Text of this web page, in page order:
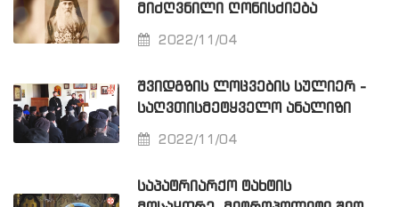
ᲛᲘᲫᲦᲕᲜᲘᲚᲘ ᲦᲝᲜᲘᲡᲫᲘᲔᲑᲐ
2022/11/04
ᲨᲕᲘᲓᲒᲖᲘᲡ ᲚᲝᲪᲕᲔᲑᲘᲡ ᲡᲣᲚᲘᲔᲠ -
ᲡᲐᲦᲕᲗᲘᲡᲛᲔᲢᲧᲕᲔᲚᲝ ᲐᲜᲐᲚᲘᲖᲘ
2022/11/04
ᲡᲐᲞᲐᲢᲠᲘᲐᲠᲥᲝ ᲢᲐᲮᲢᲘᲡ